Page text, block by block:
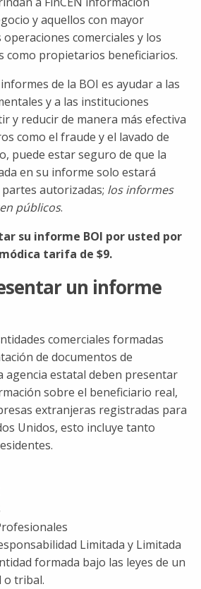
y aquellos con mayor
comerciales y los
como propietarios beneficiarios.
de la BOI es ayudar a las
y a las instituciones
y reducir de manera más efectiva
como el fraude y el lavado de
puede estar seguro de que la
en su informe solo estará
autorizadas; los informes
públicos.
su informe BOI por usted por
tarifa de $9.
un informe
comerciales formadas
de documentos de
agencia estatal deben presentar
sobre el beneficiario real,
extranjeras registradas para
Unidos, esto incluye tanto
Limitada y Limitada
formada bajo las leyes de un
o tribal.